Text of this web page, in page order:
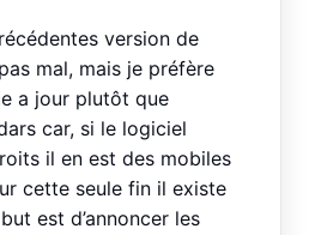
version de
mal, mais je préfère
a jour plutôt que
car, si le logiciel
il en est des mobiles
cette seule fin il existe
est d’annoncer les